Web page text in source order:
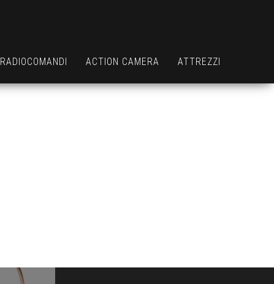
RADIOCOMANDI ACTION CAMERA ATTREZZI